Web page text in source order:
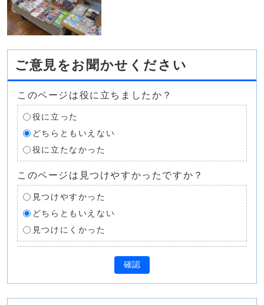
ご意見をお聞かせください
このページは役に立ちましたか？
役に立った
どちらともいえない
役に立たなかった
このページは見つけやすかったですか？
見つけやすかった
どちらともいえない
見つけにくかった
確認